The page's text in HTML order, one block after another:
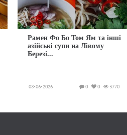
Рамен Фо Бо Том Ям та інші
азійські супи на Лівому
Березі...
08-06-2026 3770
0
0